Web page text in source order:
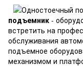
подъемник -
встретить на
обслуживания
подъемное
механизмом и